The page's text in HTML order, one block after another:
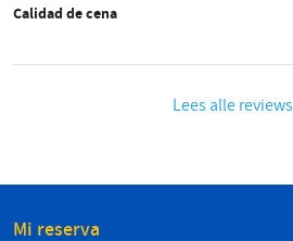
Calidad de cena
Lees alle reviews
Mi reserva